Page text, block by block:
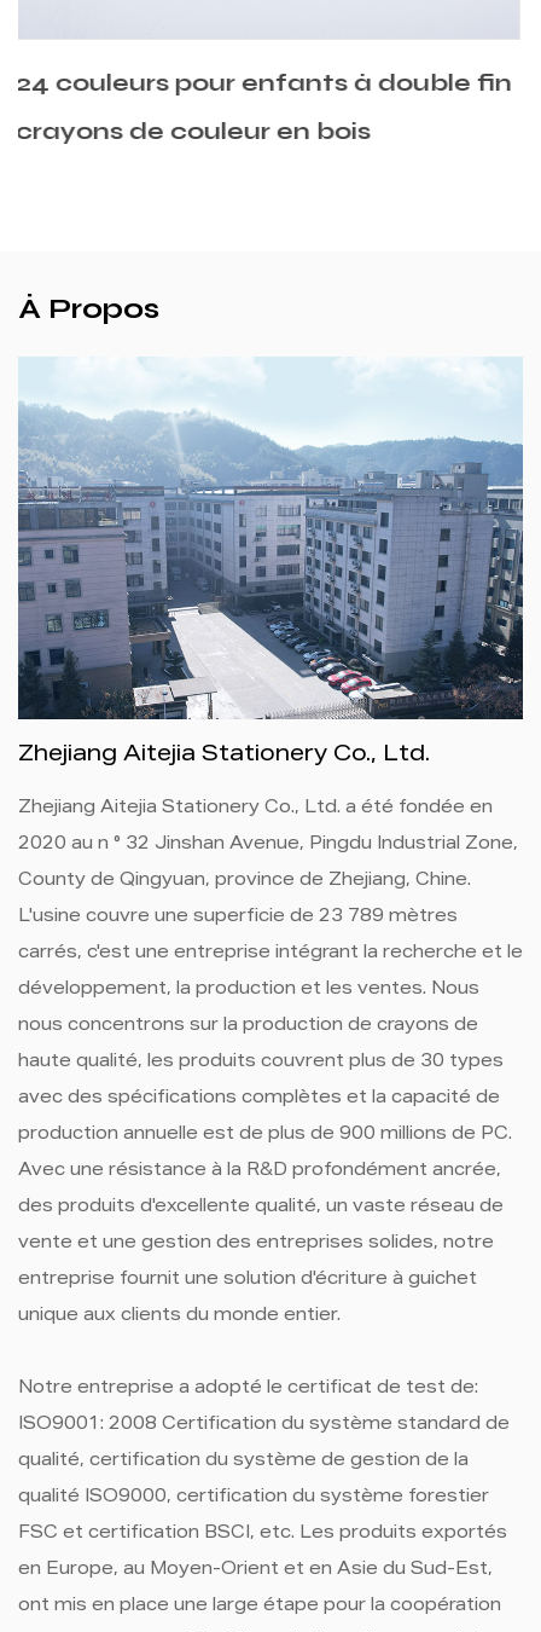
fin
Crayons de couleur mélangée
en cèdre
À Propos
Zhejiang Aitejia Stationery Co., Ltd.
Zhejiang Aitejia Stationery Co., Ltd. a été fondée en
2020 au n ° 32 Jinshan Avenue, Pingdu Industrial Zone,
County de Qingyuan, province de Zhejiang, Chine.
L'usine couvre une superficie de 23 789 mètres
carrés, c'est une entreprise intégrant la recherche et le
développement, la production et les ventes. Nous
nous concentrons sur la production de crayons de
haute qualité, les produits couvrent plus de 30 types
avec des spécifications complètes et la capacité de
production annuelle est de plus de 900 millions de PC.
Avec une résistance à la R&D profondément ancrée,
des produits d'excellente qualité, un vaste réseau de
vente et une gestion des entreprises solides, notre
entreprise fournit une solution d'écriture à guichet
unique aux clients du monde entier.
Notre entreprise a adopté le certificat de test de:
ISO9001: 2008 Certification du système standard de
qualité, certification du système de gestion de la
qualité ISO9000, certification du système forestier
FSC et certification BSCI, etc. Les produits exportés
en Europe, au Moyen-Orient et en Asie du Sud-Est,
ont mis en place une large étape pour la coopération